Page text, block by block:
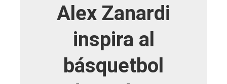
Alex Zanardi
inspira al
básquetbol